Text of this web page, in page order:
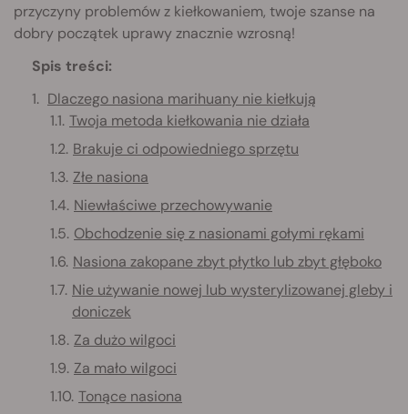
przyczyny problemów z kiełkowaniem, twoje szanse na
dobry początek uprawy znacznie wzrosną!
Spis treści:
Dlaczego nasiona marihuany nie kiełkują
Twoja metoda kiełkowania nie działa
Brakuje ci odpowiedniego sprzętu
Złe nasiona
Niewłaściwe przechowywanie
Obchodzenie się z nasionami gołymi rękami
Nasiona zakopane zbyt płytko lub zbyt głęboko
Nie używanie nowej lub wysterylizowanej gleby i
doniczek
Za dużo wilgoci
Za mało wilgoci
Tonące nasiona